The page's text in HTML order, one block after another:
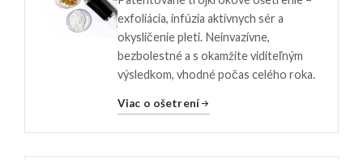
exfoliácia, infúzia aktívnych sér a
okysličenie pleti. Neinvazívne,
bezbolestné a s okamžite viditeľným
výsledkom, vhodné počas celého roka.
Viac o ošetrení